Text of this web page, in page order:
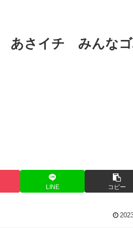
あさイチ みんな
LINE コピー